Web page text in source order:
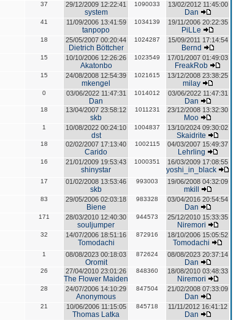
37 29/12/2009 12:22:41
system
1090033 13/02/2012 11:45:00
Dan
41 11/09/2006 13:41:59
tanpopo
1034139 19/11/2006 20:22:35
PiLLe
18 25/05/2007 00:20:44
Dietrich Böttcher
1024287 15/09/2011 17:14:54
Bernd
15 10/10/2006 12:26:26
Akatonbo
1023549 17/01/2007 01:49:03
FreakRob
15 24/08/2008 12:54:39
mkengel
1021615 13/12/2008 23:38:25
milay
0 03/06/2022 11:47:31
Dan
1014012 03/06/2022 11:47:31
Dan
18 13/04/2007 23:58:12
skb
1011231 23/12/2008 13:32:30
Moo
1 10/08/2022 00:24:10
dst
1004837 13/10/2024 09:30:02
Skaidrite
18 02/02/2007 17:13:40
Carido
1002115 04/03/2007 15:49:37
Lehrling
16 21/01/2009 19:53:43
shinystar
1000351 16/03/2009 17:08:55
yoshi_in_black
17 01/02/2008 13:53:46
skb
993003 19/06/2008 04:32:09
mkill
83 29/05/2006 02:03:18
Biene
983328 03/04/2016 20:54:54
Dan
171 28/03/2010 12:40:30
souljumper
944573 25/12/2010 15:33:35
Niremori
32 14/07/2006 18:51:16
Tomodachi
872916 18/10/2006 15:05:52
Tomodachi
1 08/08/2023 00:18:03
Oromit
872624 08/08/2023 20:37:14
Dan
26 27/04/2010 23:01:26
The Flower Maiden
848360 18/08/2010 03:48:33
Niremori
28 24/07/2006 14:10:29
Anonymous
847504 21/02/2008 07:33:09
Dan
21 10/06/2006 11:15:05
Thomas Latka
845718 11/11/2012 16:41:12
Dan